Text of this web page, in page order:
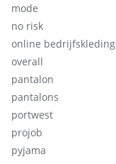
mode
no risk
online bedrijfskleding
overall
pantalon
pantalons
portwest
projob
pyjama